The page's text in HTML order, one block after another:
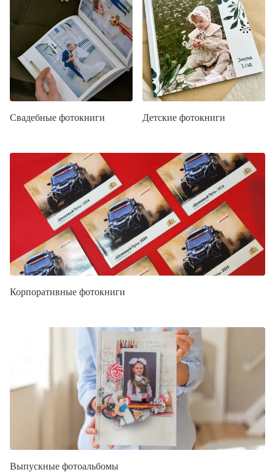
Свадебные фотокниги Детские фотокниги
Корпоративные фотокниги
Выпускные фотоальбомы